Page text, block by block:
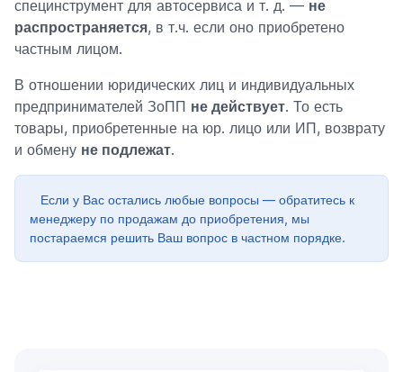
специнструмент для автосервиса и т. д. — не
распространяется, в т.ч. если оно приобретено
частным лицом.
В отношении юридических лиц и индивидуальных
предпринимателей ЗоПП не действует. То есть
товары, приобретенные на юр. лицо или ИП, возврату
и обмену не подлежат.
Если у Вас остались любые вопросы — обратитесь к
менеджеру по продажам до приобретения, мы
постараемся решить Ваш вопрос в частном порядке.